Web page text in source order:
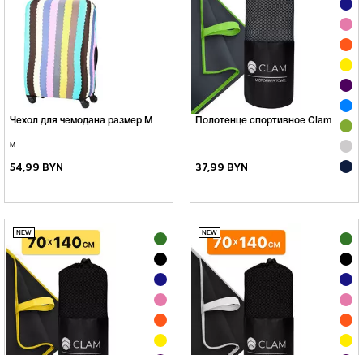
Чехол для чемодана размер М
М
54,99 BYN
Полотенце спортивное Clam
37,99 BYN